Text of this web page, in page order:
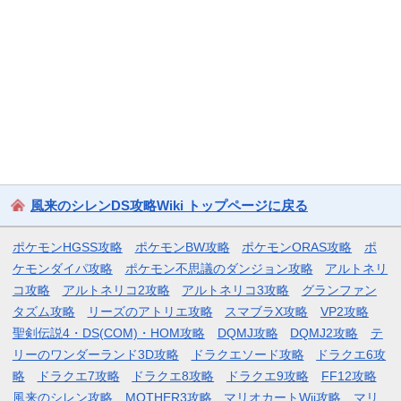
風来のシレンDS攻略Wiki トップページに戻る
ポケモンHGSS攻略 ポケモンBW攻略 ポケモンORAS攻略
ポ
ケモンダイパ攻略
ポケモン不思議のダンジョン攻略
アルトネリ
コ攻略
アルトネリコ2攻略 アルトネリコ3攻略
グランファン
タズム攻略
リーズのアトリエ攻略 スマブラX攻略
VP2攻略
聖剣伝説4・DS(COM)・HOM攻略
DQMJ攻略 DQMJ2攻略
テ
リーのワンダーランド3D攻略
ドラクエソード攻略
ドラクエ6攻
略
ドラクエ7攻略 ドラクエ8攻略 ドラクエ9攻略
FF12攻略
風来のシレン攻略
MOTHER3攻略 マリオカートWii攻略 マリ